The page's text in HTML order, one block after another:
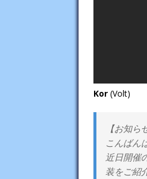
Kor (Volt)
【お知ら
こんばん
近日開催
装をご紹